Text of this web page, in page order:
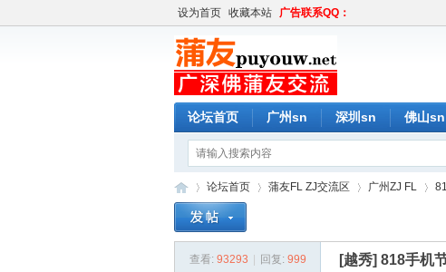
设为首页 收藏本站 广告联系QQ：
论坛首页 广州sn 深圳sn 佛山sn
»
论坛首页 蒲友FL ZJ交流区
›
广州ZJ FL
›
查看: 93293 回复: 999 [越秀] 818手机